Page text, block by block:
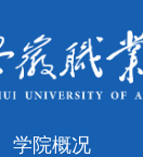
学院概况